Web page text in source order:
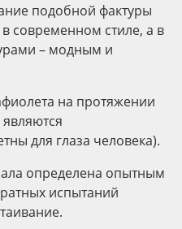
подобной фактуры
современном стиле, а в
– модным и
на протяжении
для глаза человека).
определена опытным
испытаний